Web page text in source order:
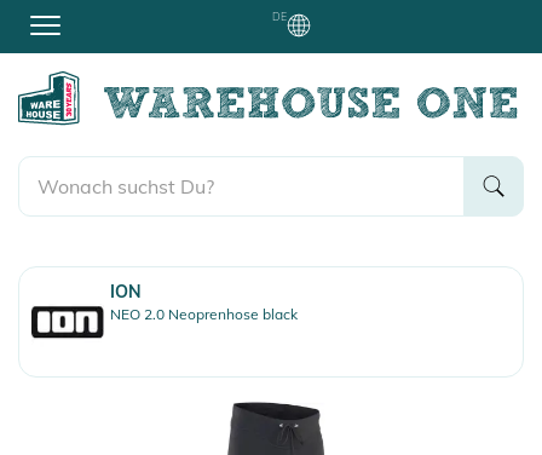
DE
ION
NEO 2.0 Neoprenhose black